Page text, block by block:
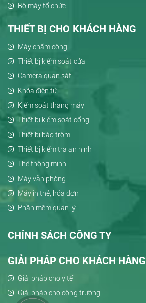
Bộ máy tổ chức
THIẾT BỊ CHO KHÁCH HÀNG
Máy chấm công
Thiết bị kiểm soát cửa
Camera quan sát
Khóa điện tử
Kiểm soát thang máy
Thiết bị kiểm soát cổng
Thiết bị báo trộm
Thiết bị kiểm tra an ninh
Thẻ thông minh
Máy văn phòng
Máy in thẻ, hóa đơn
Phần mềm quản lý
CHÍNH SÁCH CÔNG TY
GIẢI PHÁP CHO KHÁCH HÀNG
Giải pháp cho y tế
Giải pháp cho công trường